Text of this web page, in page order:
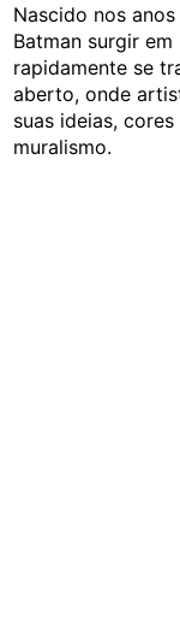
Nascido nos
Batman surgir
rapidamente se
aberto, onde
suas ideias,
muralismo.